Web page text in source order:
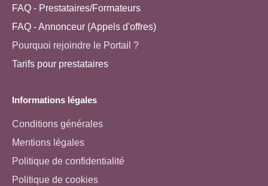
FAQ - Prestataires/Formateurs
FAQ - Annonceur (Appels d'offres)
Pourquoi rejoindre le Portail ?
Tarifs pour prestataires
Informations légales
Conditions générales
Mentions légales
Politique de confidentialité
Politique de cookies